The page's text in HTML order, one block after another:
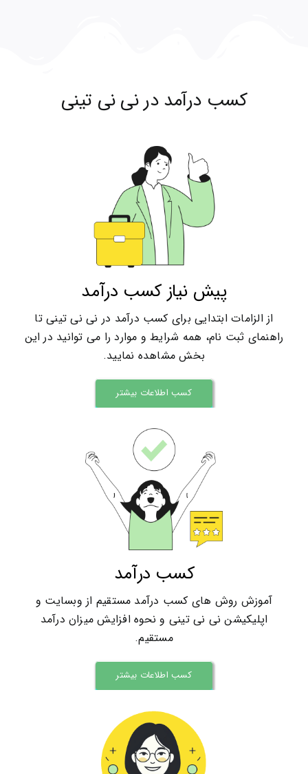
کسب درآمد در نی نی تینی
پیش نیاز کسب درآمد
از الزامات ابتدایی برای کسب درآمد در نی نی تینی تا
راهنمای ثبت نام، همه شرایط و موارد را می توانید در این
بخش مشاهده نمایید.
کسب اطلاعات بیشتر
کسب درآمد
آموزش روش های کسب درآمد مستقیم از وبسایت و
اپلیکیشن نی نی تینی و نحوه افزایش میزان درآمد
مستقیم.
کسب اطلاعات بیشتر